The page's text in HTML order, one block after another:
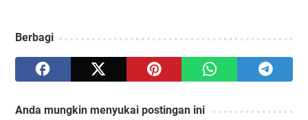
Berbagi
Anda mungkin menyukai postingan ini